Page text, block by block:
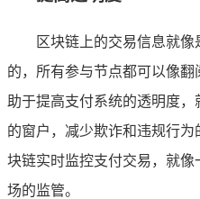
区块链上的交易信息就
的，所有参与节点都可以像
助于提高支付系统的透明度
的窗户，减少欺诈和违规行
块链实时监控支付交易，就
场的监管。